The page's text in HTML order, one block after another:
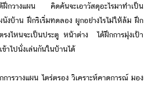
ฝึกวางแผน คิดค้นจะเอาวัสดุอะไรมาทำเป็น
งบ้าน ฝึกริเริ่มทดลอง ผูกอย่างไรไม่ให้ล้ม ฝึก
งไหนจะเป็นประตู หน้าต่าง ได้ฝึกการมุ่งเป้า
าไปนั่งเล่นกันในบ้านได้
การวางแผน ไตร่ตรอง วิเคราะห์คาดการณ์ มอง